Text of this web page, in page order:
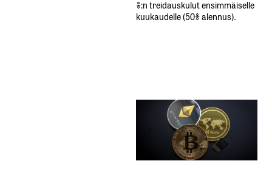
%:n treidauskulut​ ​ensimmäiselle​ ​
kuukaudelle​ ​(50%​ ​alennus).